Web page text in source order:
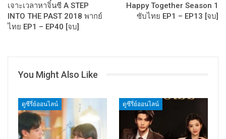
เจาะเวลาหาจิ๋นซี A STEP
INTO THE PAST 2018 พากย์
ไทย EP1 – EP40 [จบ]
Happy Together Season 1
ซับไทย EP1 – EP13 [จบ]
You Might Also Like
ดูซีรี่ย์ออนไลน์ ดูซีรี่ย์ออนไลน์